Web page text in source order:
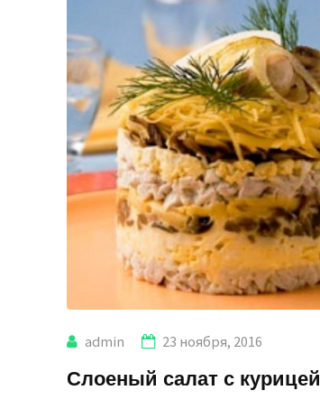
admin 23 ноября, 2016
Слоеный салат с курицей